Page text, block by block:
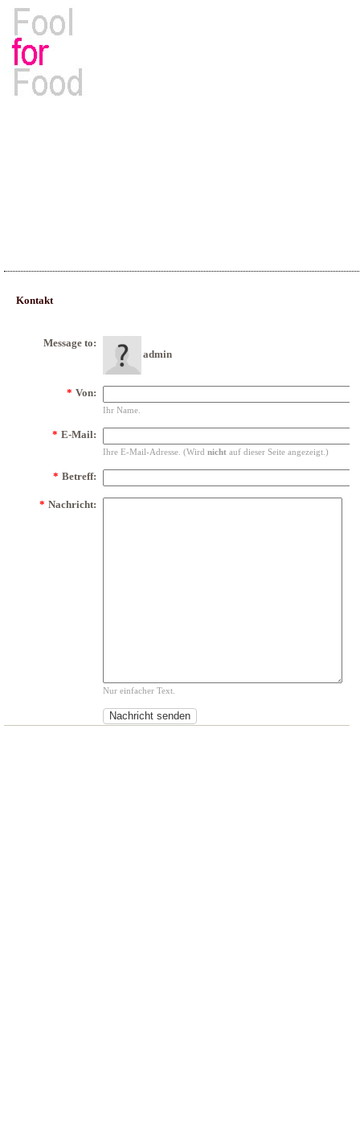
Kontakt
Message to:
admin
* Von:
Ihr Name.
* E-Mail:
Ihre E-Mail-Adresse. (Wird nicht auf dieser Seite angezeigt.)
* Betreff:
* Nachricht:
Nur einfacher Text.